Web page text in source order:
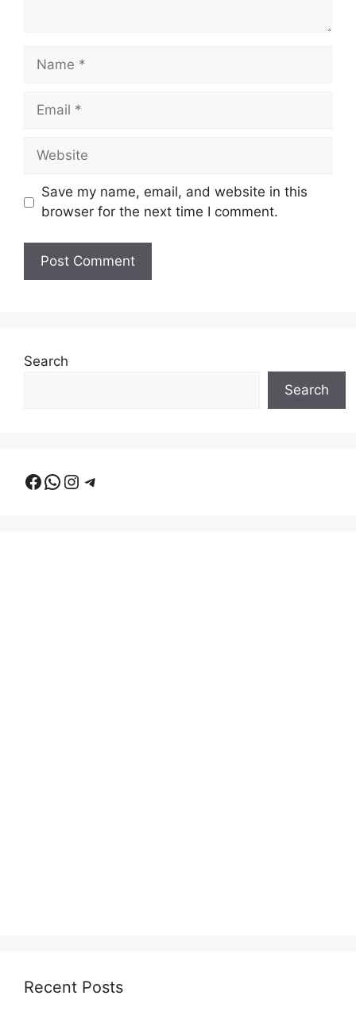
Name
Email
Website
Save my name, email, and website in this
browser for the next time I comment.
Search
Search
Facebook
WhatsApp
Instagram
Telegram
Recent Posts